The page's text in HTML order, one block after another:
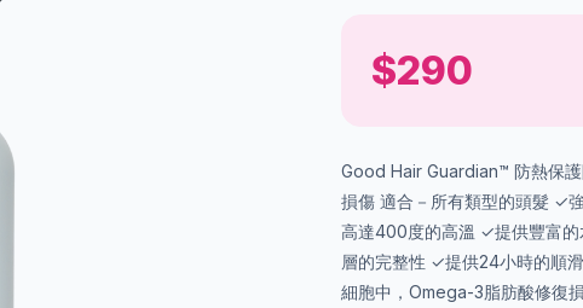
$290
Good Hair Guardian™ 防熱保
損傷 適合－所有類型的頭髮 ✓
高達400度的高溫 ✓提供豐富的
層的完整性 ✓提供24小時的順
細胞中，Omega-3脂肪酸修復